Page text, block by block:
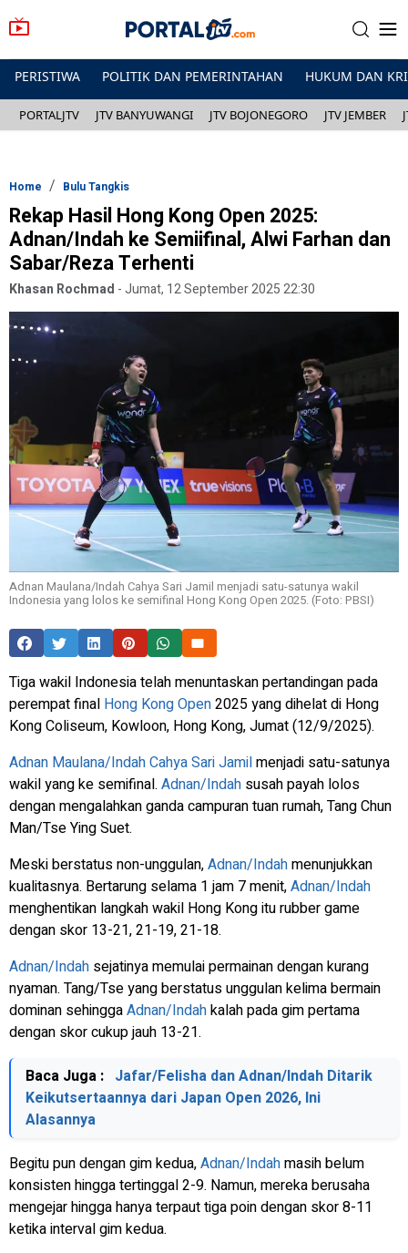
PERISTIWA POLITIK DAN PEMERINTAHAN HUKUM DAN
PORTALJTV JTV BANYUWANGI JTV BOJONEGORO JTV JEMBER
Home Bulu Tangkis
Rekap Hasil Hong Kong Open 2025:
Adnan/Indah ke Semiifinal, Alwi Farhan dan
Sabar/Reza Terhenti
Khasan Rochmad -Jumat, 12 September 2025 22:30
Adnan Maulana/Indah Cahya Sari Jamil menjadi satu-satunya wakil
Indonesia yang lolos ke semifinal Hong Kong Open 2025. (Foto: PBSI)
Tiga wakil Indonesia telah menuntaskan pertandingan pada
perempat final Hong Kong Open2025 yang dihelat di Hong
Kong Coliseum, Kowloon, Hong Kong, Jumat (12/9/2025).
Adnan Maulana/Indah Cahya Sari Jamilmenjadi satu-satunya
wakil yang ke semifinal. Adnan/Indah susah payah lolos
dengan mengalahkan ganda campuran tuan rumah,Tang Chun
Man/Tse Ying Suet.
Meski berstatus non-unggulan,Adnan/Indahmenunjukkan
kualitasnya. Bertarung selama 1 jam 7 menit,Adnan/Indah
menghentikan langkah wakil Hong Kong iturubber game
dengan skor 13-21, 21-19, 21-18.
Adnan/Indah sejatinya memulai permainan dengan kurang
nyaman. Tang/Tse yang berstatus unggulan kelima bermain
dominan sehinggaAdnan/Indahkalah pada gim pertama
dengan skor cukup jauh 13-21.
Baca Juga : Jafar/Felisha dan Adnan/Indah Ditarik
Keikutsertaannya dari Japan Open 2026, Ini
Alasannya
Begitu pun dengan gim kedua,Adnan/Indahmasih belum
konsisten hingga tertinggal 2-9. Namun, mereka berusaha
mengejar hingga hanya terpaut tiga poin dengan skor 8-11
ketika interval gim kedua.